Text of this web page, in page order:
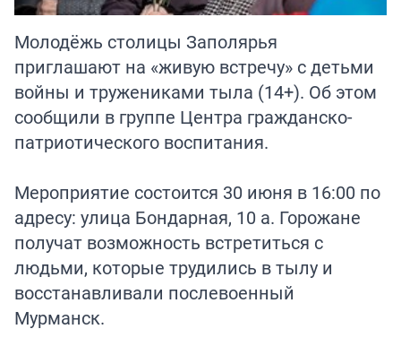
Молодёжь столицы Заполярья
приглашают на «живую встречу» с детьми
войны и тружениками тыла (14+). Об этом
сообщили в группе Центра гражданско-
патриотического воспитания.
Мероприятие состоится 30 июня в 16:00 по
адресу: улица Бондарная, 10 а. Горожане
получат возможность встретиться с
людьми, которые трудились в тылу и
восстанавливали послевоенный
Мурманск.